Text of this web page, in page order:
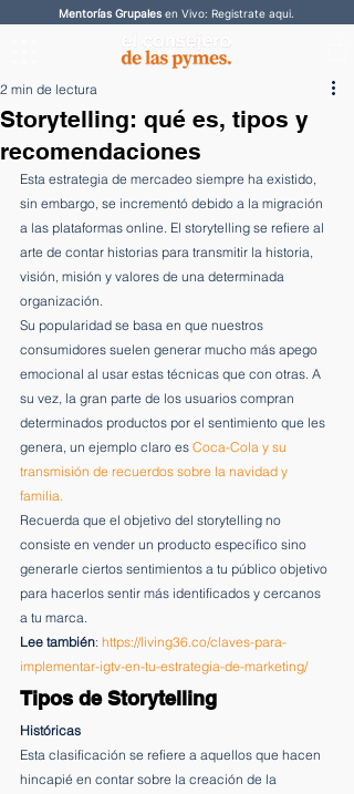
Mentorías Grupales en Vivo: Registrate aqui.
Storytelling: qué es, tipos y
recomendaciones
2 min de lectura
Esta estrategia de mercadeo siempre ha existido,
sin embargo, se incrementó debido a la migración
a las plataformas online. El storytelling se refiere al
arte de contar historias para transmitir la historia,
visión, misión y valores de una determinada
organización.
Su popularidad se basa en que nuestros
consumidores suelen generar mucho más apego
emocional al usar estas técnicas que con otras. A
su vez, la gran parte de los usuarios compran
determinados productos por el sentimiento que les
genera, un ejemplo claro es Coca-Cola y su
transmisión de recuerdos sobre la navidad y
familia.
Recuerda que el objetivo del storytelling no
consiste en vender un producto específico sino
generarle ciertos sentimientos a tu público objetivo
para hacerlos sentir más identificados y cercanos
a tu marca.
Lee también: https://living36.co/claves-para-
implementar-igtv-en-tu-estrategia-de-marketing/
Tipos de Storytelling
Históricas
Esta clasificación se refiere a aquellos que hacen
hincapié en contar sobre la creación de la